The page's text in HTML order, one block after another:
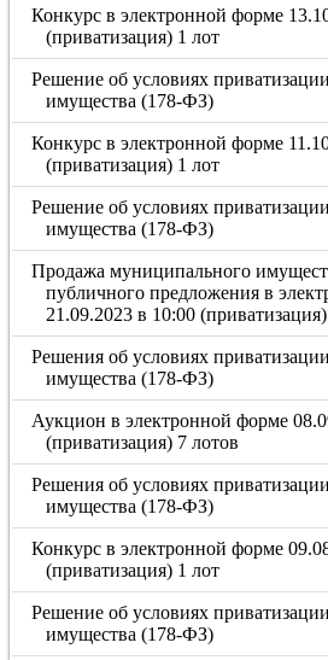
Конкурс в электронной форме
(приватизация) 1 лот
Решение об условиях
имущества (178-ФЗ)
Конкурс в электронной форме
(приватизация) 1 лот
Решение об условиях
имущества (178-ФЗ)
Продажа муниципального
публичного предложения в
21.09.2023 в 10:00
Решения об условиях
имущества (178-ФЗ)
Аукцион в электронной форме
(приватизация) 7 лотов
Решения об условиях
имущества (178-ФЗ)
Конкурс в электронной форме
(приватизация) 1 лот
Решение об условиях
имущества (178-ФЗ)